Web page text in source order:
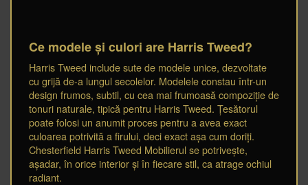
Ce modele și culori are Harris Tweed?
Harris Tweed include sute de modele unice, dezvoltate
cu grijă de-a lungul secolelor. Modelele constau într-un
design frumos, subtil, cu cea mai frumoasă compoziție de
tonuri naturale, tipică pentru Harris Tweed. Țesătorul
poate folosi un anumit proces pentru a avea exact
culoarea potrivită a firului, deci exact așa cum doriți.
Chesterfield Harris Tweed Mobilierul se potrivește,
așadar, în orice interior și în fiecare stil, ca atrage ochiul
radiant.